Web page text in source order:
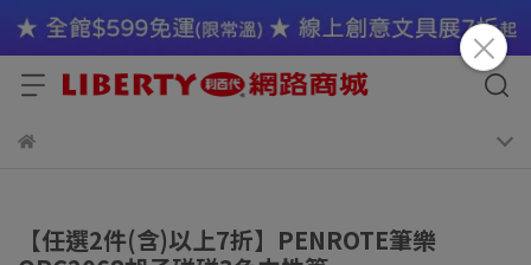
【任選2件(含)以上7折】PENROTE筆樂